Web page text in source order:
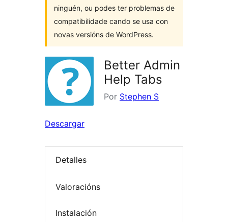
ninguén, ou podes ter problemas de
compatibilidade cando se usa con
novas versións de WordPress.
Better Admin
Help Tabs
Por Stephen S
Descargar
Detalles
Valoracións
Instalación